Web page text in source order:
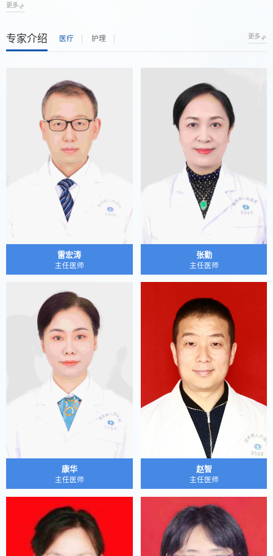
更多
专家介绍 医疗 护理 更多
雷宏涛
主任医师
张勤
主任医师
康华
主任医师
赵智
主任医师